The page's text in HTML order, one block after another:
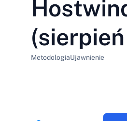
LT - Lietuvių
MetodologiaUjawnienie